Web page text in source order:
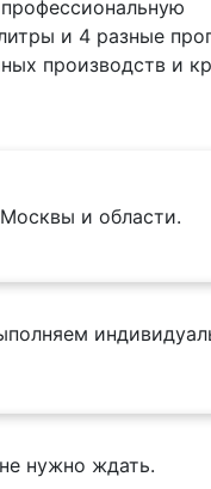
и 4 разные
производств и
и области.
нужно ждать.